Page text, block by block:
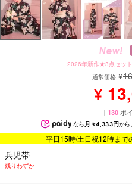
2026年新作★3点セッ
通常価格 ¥
¥
[ 130 ポ
なら月々4,333円から
平日15時/土日祝12時まで
兵児帯
残りわずか